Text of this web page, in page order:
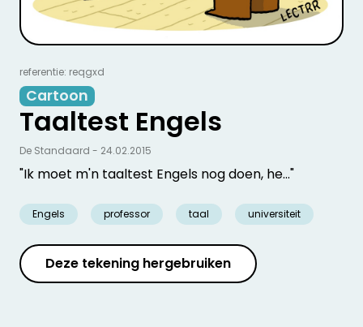
referentie: reqgxd
Cartoon
Taaltest Engels
"Ik moet m'n taaltest Engels nog doen, he..."
Engels professor taal universiteit
De Standaard - 24.02.2015
Deze tekening hergebruiken